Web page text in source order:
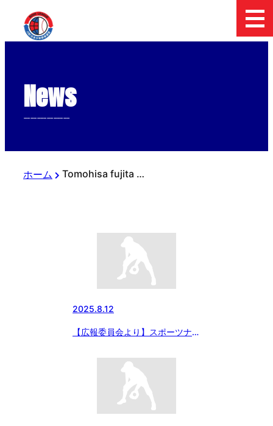
News
--------------
ホーム Tomohisa fujita の執筆記事
2025.8.12
【広報委員会より】スポーツナビ
回日本少年野球 関東大会」中学
部の記事がアップされました